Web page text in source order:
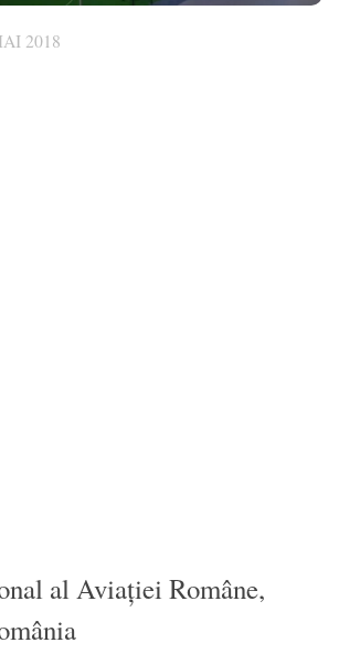
2018
al Aviației Române,